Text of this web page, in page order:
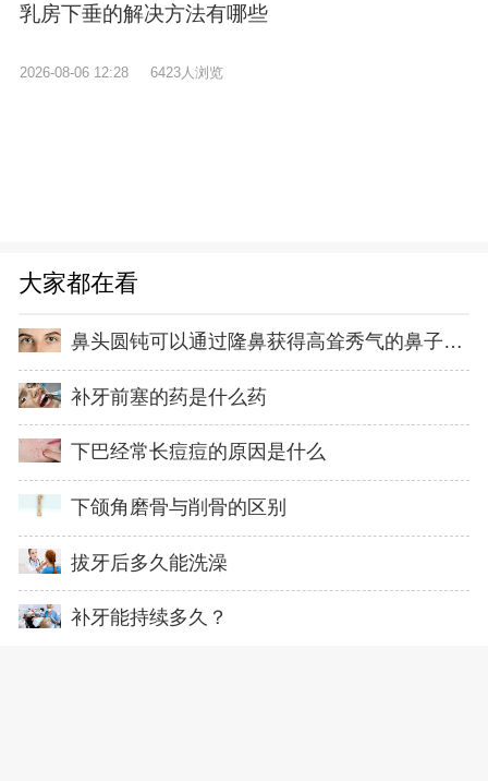
乳房下垂的解决方法有哪些
2026-08-06 12:28 6423人浏览
大家都在看
鼻头圆钝可以通过隆鼻获得高耸秀气的鼻子吗？
补牙前塞的药是什么药
下巴经常长痘痘的原因是什么
下颌角磨骨与削骨的区别
拔牙后多久能洗澡
补牙能持续多久？